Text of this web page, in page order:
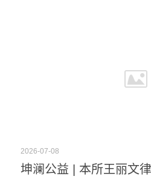
2026-07-08
坤澜公益 | 本所王丽文